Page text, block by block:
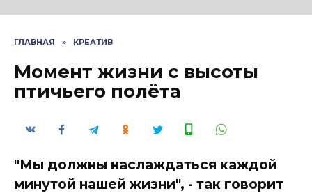
ГЛАВНАЯ » КРЕАТИВ
Момент жизни с высоты
птичьего полёта
"Мы должны наслаждаться каждой
минутой нашей жизни", - так говорит